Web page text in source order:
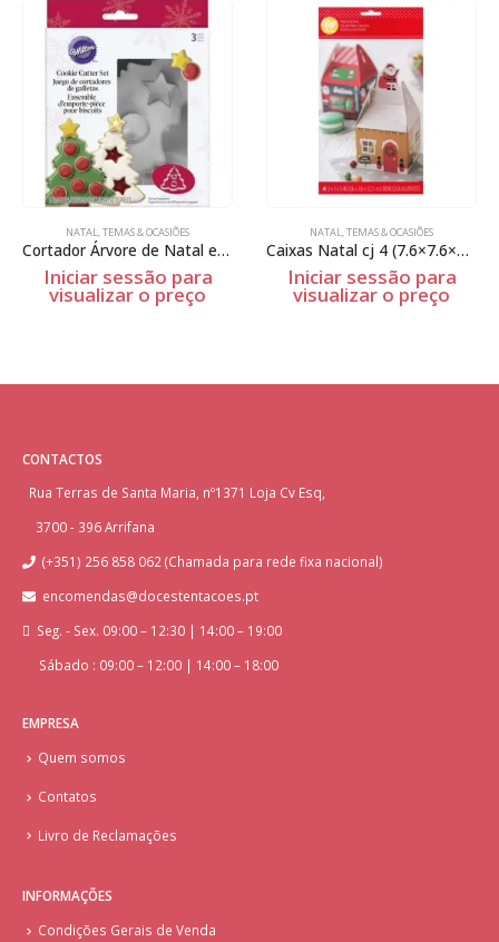
NATAL,TEMAS & OCASIÕES
Cortador Árvore de Natal e círculo
Iniciar sessão para
visualizar o preço
NATAL,TEMAS & OCASIÕES
Caixas Natal cj 4 (7.6×7.6×12.7cm)
Iniciar sessão para
visualizar o preço
CONTACTOS
Rua Terras de Santa Maria, nº1371 Loja Cv Esq,
3700 - 396 Arrifana
(+351) 256 858 062 (Chamada para rede fixa nacional)
encomendas@docestentacoes.pt
Seg. - Sex. 09:00 – 12:30 | 14:00 – 19:00
Sábado : 09:00 – 12:00 | 14:00 – 18:00
EMPRESA
Quem somos
Contatos
Livro de Reclamações
INFORMAÇÕES
Condições Gerais de Venda